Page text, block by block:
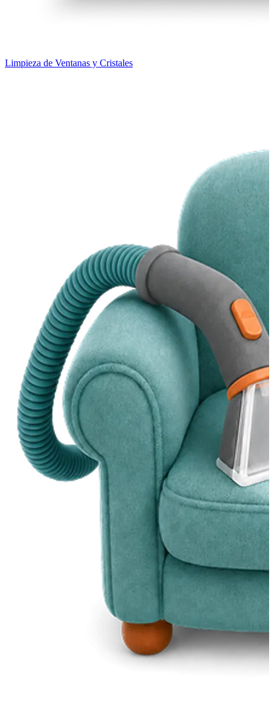
Limpieza de Ventanas y Cristales